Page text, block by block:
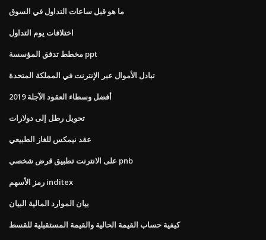
ما هو قبل ساعات التداول في السوق
اختلافات يوم التداول
مخطط تدفق المؤسسة ppt
تبادل الأموال عبر الإنترنت في المملكة المتحدة
أفضل وسطاء العقود الآجلة 2019
تحويل رطل إلى دولارات
عقد نيمكس للغاز الطبيعي
على الانترنت تطبيق قرض شخصي pnb
رمز الأسهم inditex
بيان الموارد المالية البيان
كيفية حساب القيمة الحالية والقيمة المستقبلية للقسط